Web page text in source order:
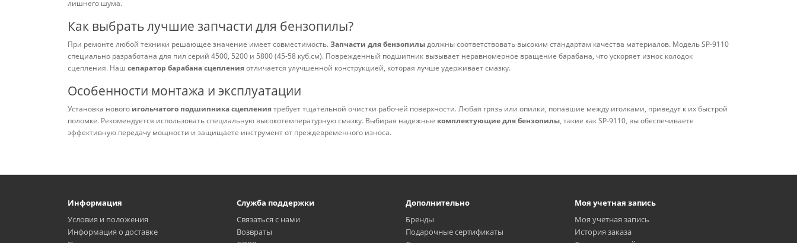
лишнего шума.
Как выбрать лучшие запчасти для бензопилы?
При ремонте любой техники решающее значение имеет совместимость.Запчасти для бензопилыдолжны соответствовать высоким стандартам качества материалов. Модель SP-9110
специально разработана для пил серий 4500, 5200 и 5800 (45-58 куб.см). Поврежденный подшипник вызывает неравномерное вращение барабана, что ускоряет износ колодок
сцепления. Наш сепаратор барабана сцепленияотличается улучшенной конструкцией, которая лучше удерживает смазку.
Особенности монтажа и эксплуатации
Установка нового игольчатого подшипника сцеплениятребует тщательной очистки рабочей поверхности. Любая грязь или опилки, попавшие между иголками, приведут к их быстрой
поломке. Рекомендуется использовать специальную высокотемпературную смазку. Выбирая надежные комплектующие для бензопилы, такие как SP-9110, вы обеспечиваете
эффективную передачу мощности и защищаете инструмент от преждевременного износа.
Информация
Условия и положения
Информация о доставке
Служба поддержки
Связаться с нами
Возвраты
Дополнительно
Бренды
Подарочные сертификаты
Моя учетная запись
Моя учетная запись
История заказа